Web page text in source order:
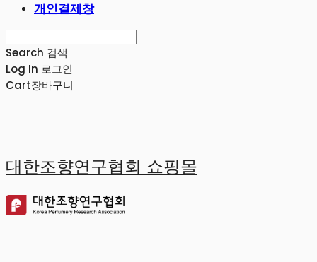
개인결제창
Search 검색
Log In 로그인
Cart장바구니
대한조향연구협회 쇼핑몰